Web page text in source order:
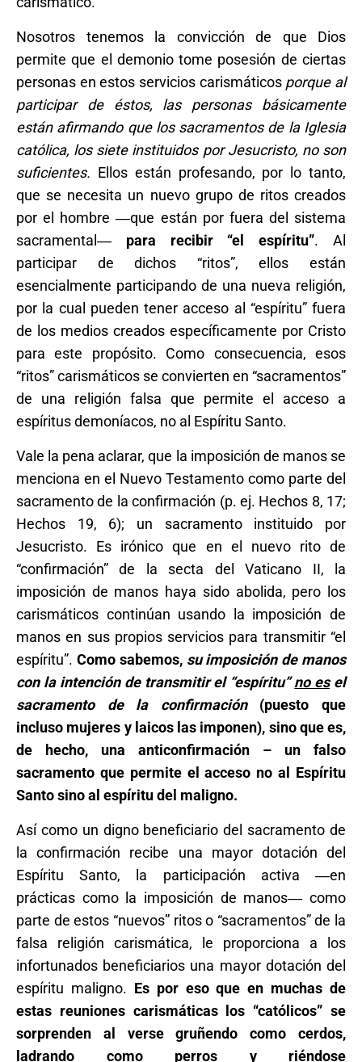
Nosotros tenemos la convicción de que Dios
permite que el demonio tome posesión de ciertas
personas en estos servicios carismáticos porque al
participar de éstos, las personas básicamente
están afirmando que los sacramentos de la Iglesia
católica, los siete instituidos por Jesucristo, no son
suficientes. Ellos están profesando, por lo tanto,
que se necesita un nuevo grupo de ritos creados
por el hombre ―que están por fuera del sistema
sacramental― para recibir “el espíritu”. Al
participar de dichos “ritos”, ellos están
esencialmente participando de una nueva religión,
por la cual pueden tener acceso al “espíritu” fuera
de los medios creados específicamente por Cristo
para este propósito. Como consecuencia, esos
“ritos” carismáticos se convierten en “sacramentos”
de una religión falsa que permite el acceso a
espíritus demoníacos, no al Espíritu Santo.
Vale la pena aclarar, que la imposición de manos se
menciona en el Nuevo Testamento como parte del
sacramento de la confirmación (p. ej. Hechos 8, 17;
Hechos 19, 6); un sacramento instituido por
Jesucristo. Es irónico que en el nuevo rito de
“confirmación” de la secta del Vaticano II, la
imposición de manos haya sido abolida, pero los
carismáticos continúan usando la imposición de
manos en sus propios servicios para transmitir “el
espíritu”. Como sabemos, su imposición de manos
con la intención de transmitir el “espíritu”no esel
sacramento de la confirmación
(puesto que
incluso mujeres y laicos las imponen), sino que es,
de hecho, una anticonfirmación – un falso
sacramento que permite el acceso no al Espíritu
Santo sino al espíritu del maligno.
Así como un digno beneficiario del sacramento de
la confirmación recibe una mayor dotación del
Espíritu Santo, la participación activa ―en
prácticas como la imposición de manos― como
parte de estos “nuevos” ritos o “sacramentos” de la
falsa religión carismática, le proporciona a los
infortunados beneficiarios una mayor dotación del
espíritu maligno. Es por eso que en muchas de
estas reuniones carismáticas los “católicos” se
sorprenden al verse gruñendo como cerdos,
ladrando como perros y riéndose